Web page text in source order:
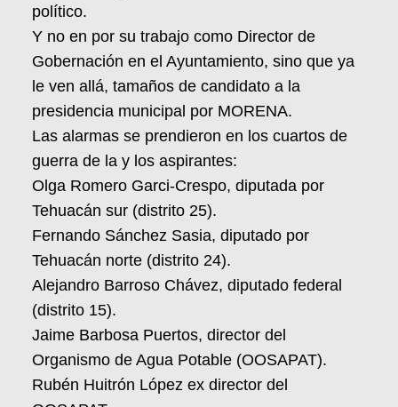
político.
Y no en por su trabajo como Director de
Gobernación en el Ayuntamiento, sino que ya
le ven allá, tamaños de candidato a la
presidencia municipal por MORENA.
Las alarmas se prendieron en los cuartos de
guerra de la y los aspirantes:
Olga Romero Garci-Crespo, diputada por
Tehuacán sur (distrito 25).
Fernando Sánchez Sasia, diputado por
Tehuacán norte (distrito 24).
Alejandro Barroso Chávez, diputado federal
(distrito 15).
Jaime Barbosa Puertos, director del
Organismo de Agua Potable (OOSAPAT).
Rubén Huitrón López ex director del